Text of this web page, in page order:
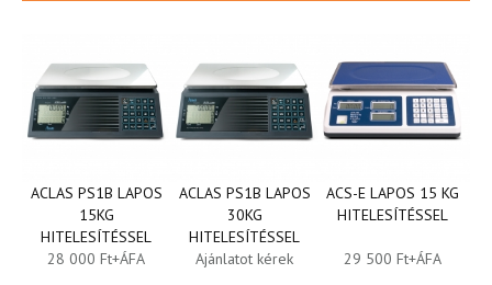
ACLAS PS1B LAPOS
15KG
HITELESÍTÉSSEL
28 000 Ft+ÁFA
ACLAS PS1B LAPOS
30KG
HITELESÍTÉSSEL
Ajánlatot kérek
ACS-E LAPOS 15 KG
HITELESÍTÉSSEL
29 500 Ft+ÁFA